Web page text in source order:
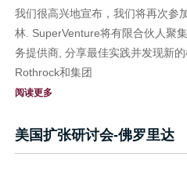
我们很高兴地宣布，我们将再次参
林. SuperVenture将有限合伙人聚
务提供商, 分享最佳实践并发现新
Rothrock和集团
阅读更多
美国扩张研讨会-佛罗里达